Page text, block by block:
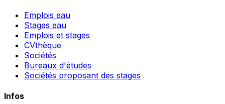
Emplois eau
Stages eau
Emplois et stages
CVthèque
Sociétés
Bureaux d'études
Sociétés proposant des stages
Infos